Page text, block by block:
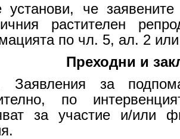
установи, че
растителен
по чл. 5, ал. 2 или
Преходни и
Заявления за
по
за участие и/или